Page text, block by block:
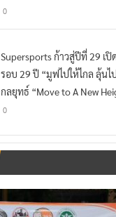
0
Supersports ก้าวสู่ปีที่ 29 เ
รอบ 29 ปี “มูฟไปให้ไกล ลุ้นไ
กลยุทธ์ “Move to A New
0